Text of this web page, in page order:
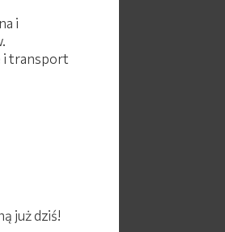
i
i transport
już dziś!